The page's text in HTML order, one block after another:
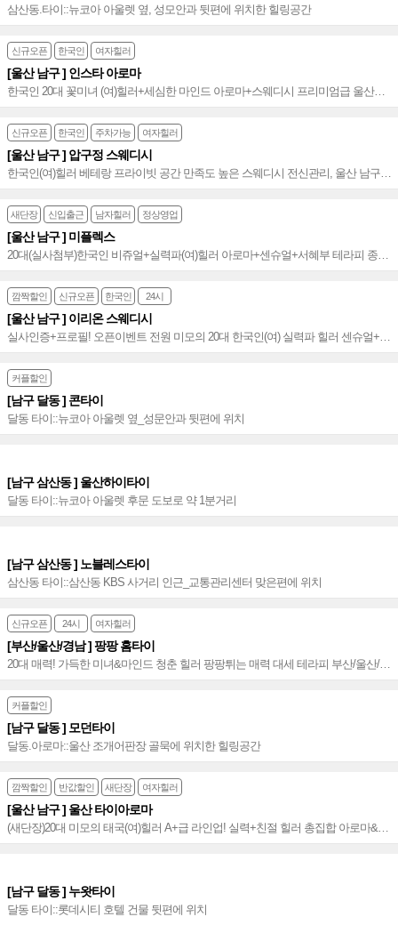
삼산동.타이::뉴코아 아울렛 옆, 성모안과 뒷편에 위치한 힐링공간
신규오픈 한국인 여자힐러
[울산 남구 ] 인스타 아로마
한국인 20대 꽃미녀 (여)힐러+세심한 마인드 아로마+스웨디시 프리미엄급 울산스
웨디시 NO.1 힐링샵~♥
신규오픈 한국인 주차가능 여자힐러
[울산 남구 ] 압구정 스웨디시
한국인(여)힐러 베테랑 프라이빗 공간 만족도 높은 스웨디시 전신관리, 울산 남구
달동 프리미엄 테라피 압구정 스웨디시~♥
새단장 신입출근 남자힐러 정상영업
[울산 남구 ] 미플렉스
20대(실사첨부)한국인 비쥬얼+실력파(여)힐러 아로마+센슈얼+서혜부 테라피 종결
샵 울산아로마 울산스웨디시 1st~♥
깜짝할인 신규오픈 한국인 24시
[울산 남구 ] 이리온 스웨디시
실사인증+프로필! 오픈이벤트 전원 미모의 20대 한국인(여) 실력파 힐러 센슈얼+스
웨디시 독보적 프리미엄 샵~♥
커플할인
[남구 달동 ] 콘타이
달동 타이::뉴코아 아울렛 옆_성문안과 뒷편에 위치
[남구 삼산동 ] 울산하이타이
달동 타이::뉴코아 아울렛 후문 도보로 약 1분거리
[남구 삼산동 ] 노블레스타이
삼산동 타이::삼산동 KBS 사거리 인근_교통관리센터 맞은편에 위치
신규오픈 24시 여자힐러
[부산/울산/경남 ] 팡팡 홈타이
20대 매력! 가득한 미녀&마인드 청춘 힐러 팡팡튀는 매력 대세 테라피 부산/울산/경
남 신속 정확 방문~♥
커플할인
[남구 달동 ] 모던타이
달동.아로마::울산 조개어판장 골묵에 위치한 힐링공간
깜짝할인 반값할인 새단장 여자힐러
[울산 남구 ] 울산 타이아로마
(새단장)20대 미모의 태국(여)힐러 A+급 라인업! 실력+친절 힐러 총집합 아로마&건
식 정통타이(가성비 값) 오픈 마인드&인기폭발~♥
[남구 달동 ] 누왓타이
달동 타이::롯데시티 호텔 건물 뒷편에 위치